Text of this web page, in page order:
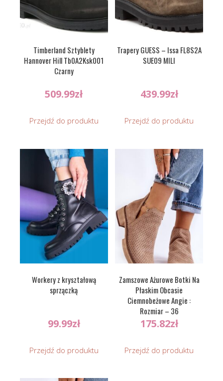
Timberland Sztyblety
Hannover Hill Tb0A2Ksk001
Czarny
509.99zł
Przejdź do produktu
Trapery GUESS – Issa FL8S2A
SUE09 MILI
439.99zł
Przejdź do produktu
Workery z kryształową
sprzączką
99.99zł
Przejdź do produktu
Zamszowe Ażurowe Botki Na
Płaskim Obcasie
Ciemnobeżowe Angie :
Rozmiar – 36
175.82zł
Przejdź do produktu